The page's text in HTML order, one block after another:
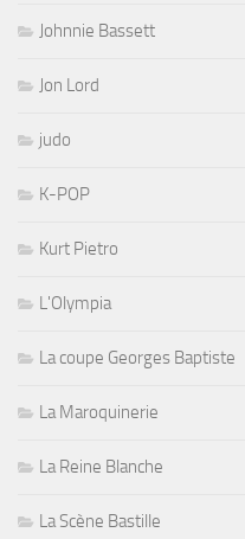
Johnnie Bassett
Jon Lord
judo
K-POP
Kurt Pietro
L'Olympia
La coupe Georges Baptiste
La Maroquinerie
La Reine Blanche
La Scène Bastille